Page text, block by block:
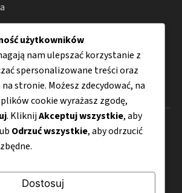
użytkowników
nam ulepszać korzystanie z
spersonalizowane treści oraz
stronie. Możesz zdecydować, na
cookie wyrażasz zgodę,
. KliknijAkceptuj wszystkie, aby
Odrzuć wszystkie, aby odrzucić
Dostosuj